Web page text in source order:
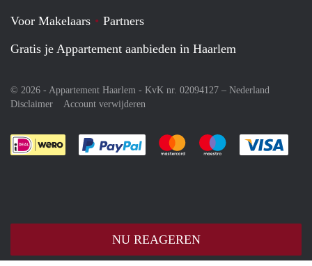
NU REAGEREN
Voor Makelaars
Partners
Gratis je Appartement aanbieden in Haarlem
© 2026 - Appartement Haarlem - KvK nr. 02094127 – Nederland
Disclaimer
Account verwijderen
Je rekent gemakkelijk af met Paypal
Je rekent gemakkelijk af met
Je rekent